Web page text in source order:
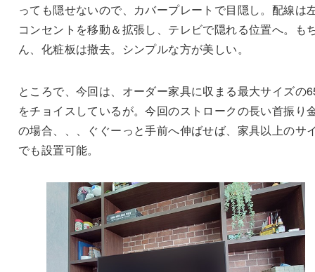
っても隠せないので、カバープレートで目隠し。配線は
コンセントを移動＆拡張し、テレビで隠れる位置へ。も
ん、化粧板は撤去。シンプルな方が美しい。
ところで、今回は、オーダー家具に収まる最大サイズの
をチョイスしているが。今回のストロークの長い首振り
の場合、、、ぐぐーっと手前へ伸ばせば、家具以上のサ
でも設置可能。